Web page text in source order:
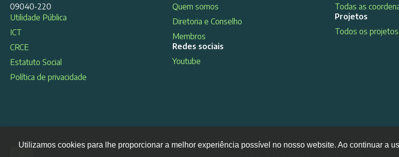
09040-220
Utilidade Pública
ICT
CRCE
Estatuto Social
Política de privacidade
Quem somos
Diretoria e Conselho
Membros
Redes sociais
Youtube
Todas as
Projetos
Todos os projetos
Utilizamos cookies para lhe proporcionar a melhor experiência possível no nosso website. Ao continuar a